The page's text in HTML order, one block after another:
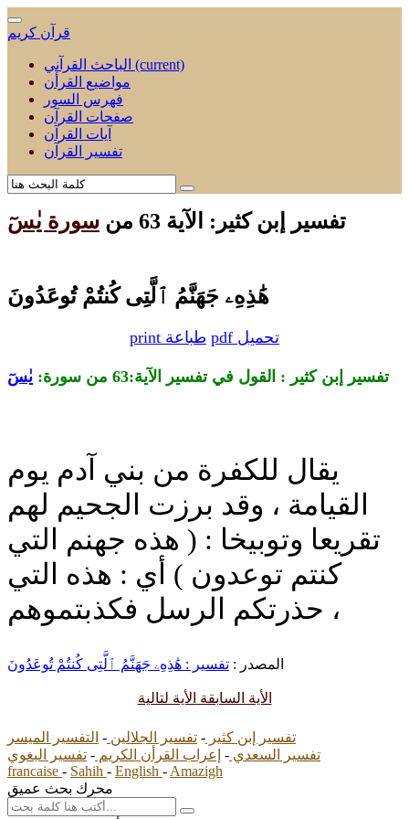
قرآن كريم
(current)
مواضيع القرأن
فهرس السور
صفحات القرآن
آيات القرآن
تفسير القرآن
تفسير إبن كثير: الآية 63 من سورة يٰسٓ
هَٰذِهِۦ جَهَنَّمُ ٱلَّتِى كُنتُمْ تُوعَدُونَ
print طباعة pdf تحميل
تفسير إبن كثير : القول في تفسير الآية:63 من سورة: يٰسٓ
يقال للكفرة من بني آدم يوم
القيامة ، وقد برزت الجحيم لهم
تقريعا وتوبيخا : ( هذه جهنم التي
كنتم توعدون ) أي : هذه التي
حذرتكم الرسل فكذبتموهم ،
المصدر : تفسير : هَٰذِهِۦ جَهَنَّمُ ٱلَّتِى كُنتُمْ تُوعَدُونَ
الأية السابقة الأية لتالية
تفسير إبن كثير - تفسير الجلالين - التفسير الميسر
تفسير السعدي - إعراب القرأن الكريم - تفسير البغوي
francaise - Sahih - English - Amazigh
محرك بحث عميق